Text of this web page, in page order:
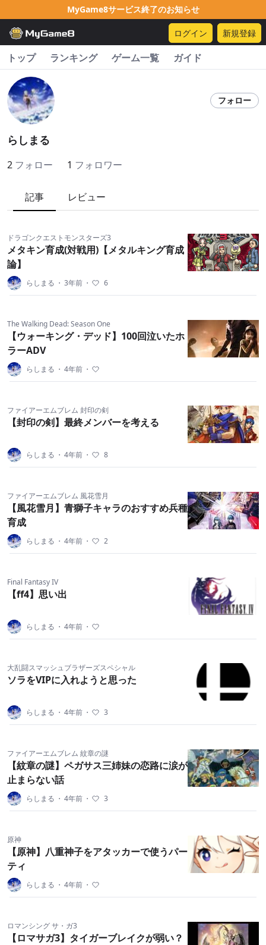
MyGame8サービス終了のお知らせ
ログイン 新規登録
トップ ランキング ゲーム一覧 ガイド
フォロー
らしまる
2 フォロー 1 フォロワー
記事 レビュー
ドラゴンクエストモンスターズ3
メタキン育成(対戦用)【メタルキング育成
論】
らしまる ・ 3年前 ・ 6
The Walking Dead: Season One
【ウォーキング・デッド】100回泣いたホ
ラーADV
らしまる ・ 4年前 ・
ファイアーエムブレム 封印の剣
【封印の剣】最終メンバーを考える
らしまる ・ 4年前 ・ 8
ファイアーエムブレム 風花雪月
【風花雪月】青獅子キャラのおすすめ兵種
育成
らしまる ・ 4年前 ・ 2
Final Fantasy IV
【ff4】思い出
らしまる ・ 4年前 ・
大乱闘スマッシュブラザーズスペシャル
ソラをVIPに入れようと思った
らしまる ・ 4年前 ・ 3
ファイアーエムブレム 紋章の謎
【紋章の謎】ペガサス三姉妹の恋路に涙が
止まらない話
らしまる ・ 4年前 ・ 3
原神
【原神】八重神子をアタッカーで使うパー
ティ
らしまる ・ 4年前 ・
ロマンシング サ・ガ3
【ロマサガ3】タイガーブレイクが弱い？